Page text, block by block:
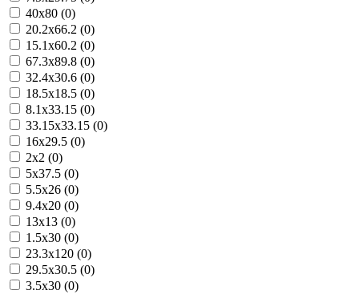
40x80 (0)
20.2x66.2 (0)
15.1x60.2 (0)
67.3x89.8 (0)
32.4x30.6 (0)
18.5x18.5 (0)
8.1x33.15 (0)
33.15x33.15 (0)
16x29.5 (0)
2x2 (0)
5x37.5 (0)
5.5x26 (0)
9.4x20 (0)
13x13 (0)
1.5x30 (0)
23.3x120 (0)
29.5x30.5 (0)
3.5x30 (0)